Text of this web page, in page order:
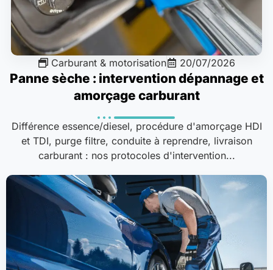
Carburant & motorisation 20/07/2026
Panne sèche : intervention dépannage et
amorçage carburant
Différence essence/diesel, procédure d'amorçage HDI
et TDI, purge filtre, conduite à reprendre, livraison
carburant : nos protocoles d'intervention...